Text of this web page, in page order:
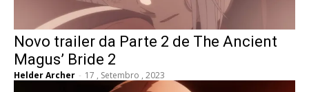
Novo trailer da Parte 2 de The Ancient
Magus’ Bride 2
Helder Archer - 17 , Setembro , 2023